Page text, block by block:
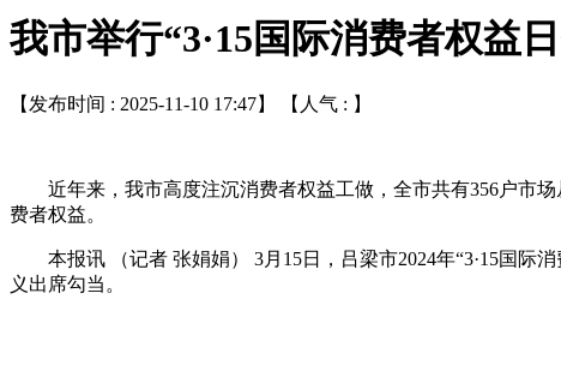
我市举行“3·15国际消费者权益
【发布时间 : 2025-11-10 17:47】 【人气 : 】
近年来，我市高度注沉消费者权益工做，全市共有356户市场
费者权益。
本报讯 （记者 张娟娟） 3月15日，吕梁市2024年“3·15国际
义出席勾当。